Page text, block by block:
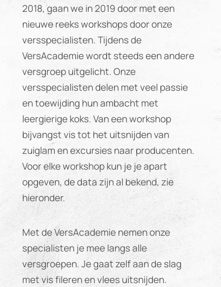
2018, gaan we in 2019 door met een
nieuwe reeks workshops door onze
versspecialisten. Tijdens de
VersAcademie wordt steeds een andere
versgroep uitgelicht. Onze
versspecialisten delen met veel passie
en toewijding hun ambacht met
leergierige koks. Van een workshop
bijvangst vis tot het uitsnijden van
zuiglam en excursies naar producenten.
Voor elke workshop kun je je apart
opgeven, de data zijn al bekend, zie
hieronder.
Met de VersAcademie nemen onze
specialisten je mee langs alle
versgroepen. Je gaat zelf aan de slag
met vis fileren en vlees uitsnijden.